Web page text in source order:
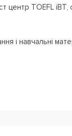
центр TOEFL iBT,
і навчальні